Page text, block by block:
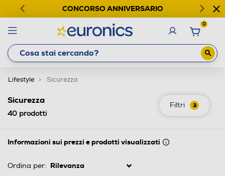
CONCORSO ANNIVERSARIO
0
Lifestyle Sicurezza
Filtri 3
Sicurezza
40 prodotti
Informazioni sui prezzi e prodotti visualizzati
Ordina per: